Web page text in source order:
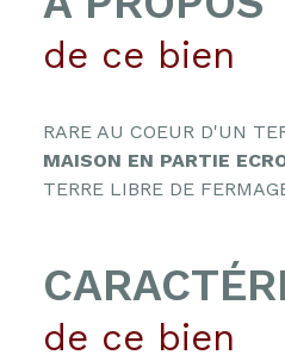
de ce bien
RARE AU COEUR D'UN
MAISON EN PARTIE
TERRE LIBRE DE
de ce bien